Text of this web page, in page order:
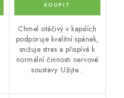
Chmel otáčivý v kapslích
podporuje kvalitní spánek,
snižuje stres a přispívá k
normální činnosti nervové
soustavy. Užijte...